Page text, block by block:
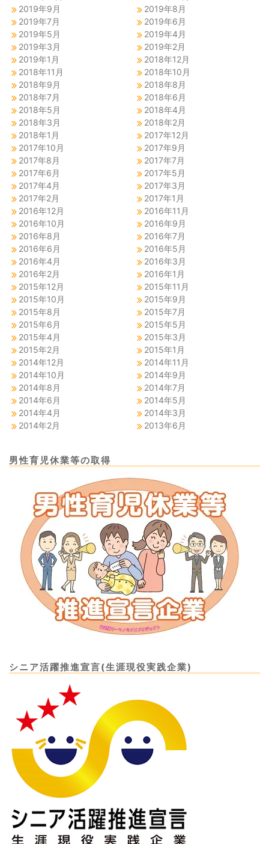
2019年9月
2019年8月
2019年7月
2019年6月
2019年5月
2019年4月
2019年3月
2019年2月
2019年1月
2018年12月
2018年11月
2018年10月
2018年9月
2018年8月
2018年7月
2018年6月
2018年5月
2018年4月
2018年3月
2018年2月
2018年1月
2017年12月
2017年10月
2017年9月
2017年8月
2017年7月
2017年6月
2017年5月
2017年4月
2017年3月
2017年2月
2017年1月
2016年12月
2016年11月
2016年10月
2016年9月
2016年8月
2016年7月
2016年6月
2016年5月
2016年4月
2016年3月
2016年2月
2016年1月
2015年12月
2015年11月
2015年10月
2015年9月
2015年8月
2015年7月
2015年6月
2015年5月
2015年4月
2015年3月
2015年2月
2015年1月
2014年12月
2014年11月
2014年10月
2014年9月
2014年8月
2014年7月
2014年6月
2014年5月
2014年4月
2014年3月
2014年2月
2013年6月
男性育児休業等の取得
シニア活躍推進宣言(生涯現役実践企業)